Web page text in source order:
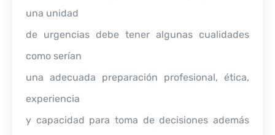
una unidad
de urgencias debe tener algunas cualidades
como serían
una adecuada preparación profesional, ética,
experiencia
y capacidad para toma de decisiones además